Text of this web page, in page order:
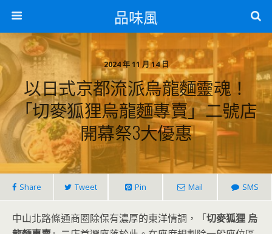
品味風
2024 年 11 月 14 日
以日式京都流派烏龍麵靈魂！
「切麥狐狸烏龍麵專賣」二號店
開幕祭3大優惠
Share Tweet Pin Mail SMS
中山北路條通商圈除保有濃厚的東洋情調，「切麥狐狸 烏